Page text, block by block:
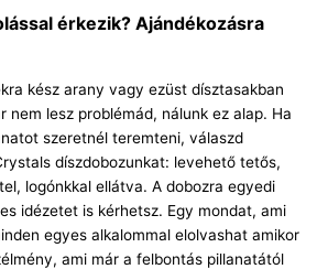
érkezik? Ajándékozásra
kész arany vagy ezüst dísztasakban
nem lesz problémád, nálunk ez alap. Ha
szeretnél teremteni, válaszd
díszdobozunkat: levehető tetős,
logónkkal ellátva. A dobozra egyedi
idézetet is kérhetsz. Egy mondat, ami
egyes alkalommal elolvashat amikor
ami már a felbontás pillanatától